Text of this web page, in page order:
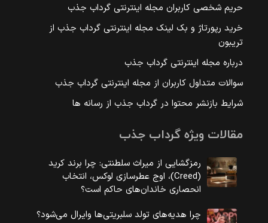
حریم شخصی کاربران مجله اینترنتی گرداب جذب
خرید رپورتاژ و بک لینک مجله اینترنتی گرداب جذب از
تریبون
درباره مجله اینترنتی گرداب جذب
سوالات متداول کاربران از مجله اینترنتی گرداب جذب
شرایط بازنشر محتوا در گرداب جذب از رسانه ها
مقالات ویژه گرداب جذب
رمزگشایی از میراث سلطنتی: چرا برند کرید
(Creed)، اوج عطرسازی لوکس، انتخاب
انحصاری خاندان‌های حاکم است؟
چرا هدیه‌های تولد سلبریتی‌ها وایرال می‌شود؟